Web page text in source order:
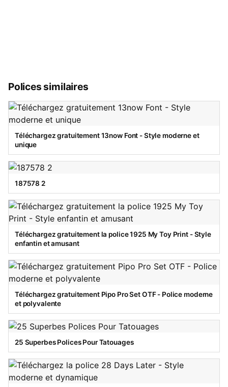
Polices similaires
Téléchargez gratuitement 13now Font - Style moderne et
unique
187578 2
Téléchargez gratuitement la police 1925 My Toy Print - Style
enfantin et amusant
Téléchargez gratuitement Pipo Pro Set OTF - Police moderne
et polyvalente
25 Superbes Polices Pour Tatouages